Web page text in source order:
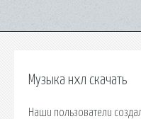
Музыка нхл скачать
Наши пользователи